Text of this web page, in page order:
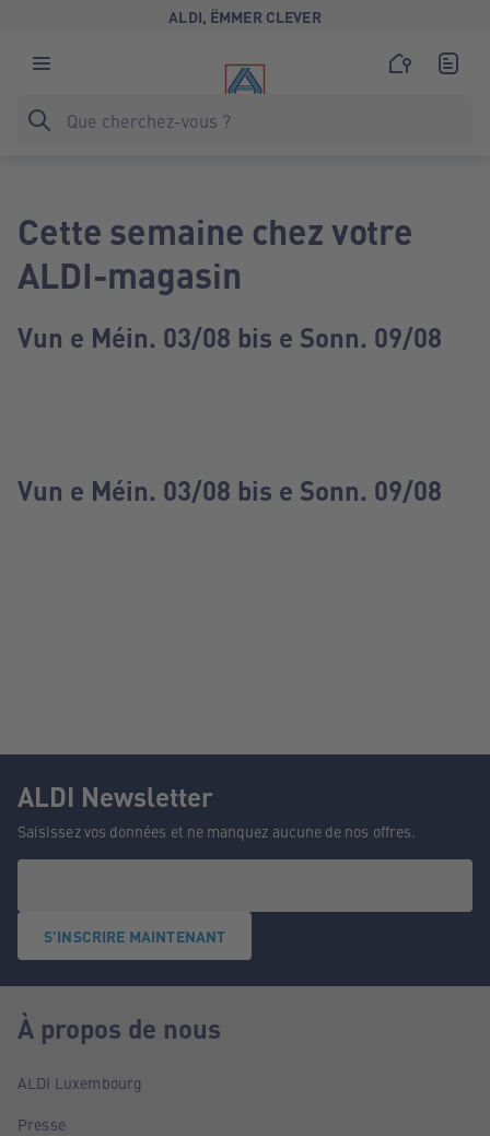
ALDI, ËMMER CLEVER
Cette semaine chez votre
ALDI-magasin
Vun e Méin. 03/08 bis e Sonn. 09/08
Vun e Méin. 03/08 bis e Sonn. 09/08
ALDI Newsletter
Saisissez vos données et ne manquez aucune de nos offres.
S'INSCRIRE MAINTENANT
À propos de nous
ALDI Luxembourg
Presse